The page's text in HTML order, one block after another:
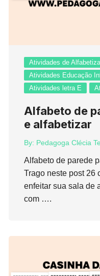
Atividades de
Atividades Educação
Atividades letra E
Alfabeto de
e alfabetizar
By: Pedagoga Clécia
Alfabeto de parede
Trago neste post 26
enfeitar sua sala de
com ….